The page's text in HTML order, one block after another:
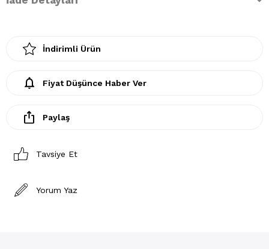
İndirimli Ürün
Fiyat Düşünce Haber Ver
Paylaş
Tavsiye Et
Yorum Yaz